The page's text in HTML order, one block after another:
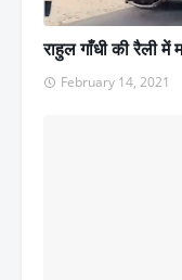
राहुल गाँधी की रैली
February 14, 2021